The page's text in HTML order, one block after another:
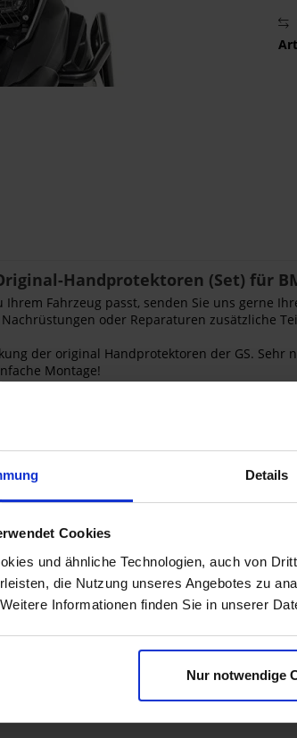
Details
Cookies
und ähnliche Technologien, auch von
die Nutzung unseres Angebotes zu
Informationen finden Sie in unserer
Nur notwendige
Handprotektoren (Set) für
Fahrzeug passt, senden Sie uns gerne
oder Reparaturen zusätzliche
der original Handprotektoren der GS. Sehr
Montage!
LC,F850GS,F750GS,R1250GS,R1250GS